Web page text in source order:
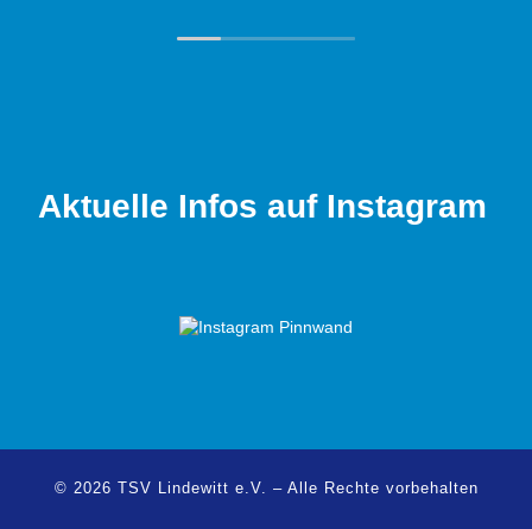
tolles Miteinander unter den Mitgliedern.
Aktuelle Infos auf Instagram
© 2026 TSV Lindewitt e.V. – Alle Rechte vorbehalten